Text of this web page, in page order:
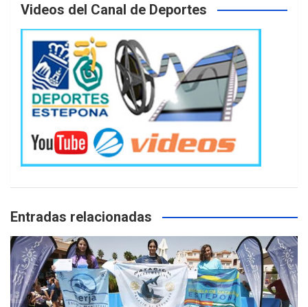
Videos del Canal de Deportes
Entradas relacionadas